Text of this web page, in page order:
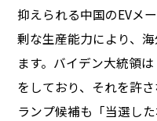
抑えられる中国のEVメ
剰な生産能力により、
ます。バイデン大統領
をしており、それを許
ランプ候補も「当選し